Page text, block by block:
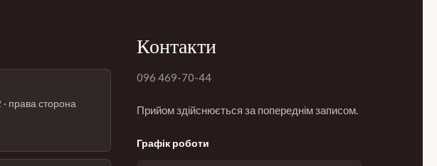
права сторона
Контакти
096 469-70-44
Прийом здійснюється за попереднім записом.
Графік роботи